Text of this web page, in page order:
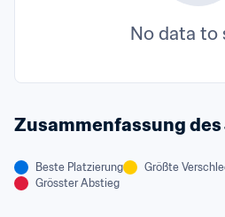
No data to
Zusammenfassung
Beste Platzierung Größte
Grösster Abstieg